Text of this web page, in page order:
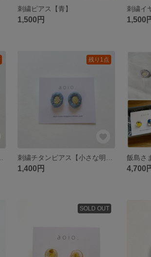
刺繍ピアス【青】
1,500円
刺繍イ
1,500
残り1点
1,400円 4,700
SOLD OUT